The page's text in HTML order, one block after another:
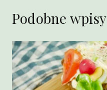
Podobne wpisy